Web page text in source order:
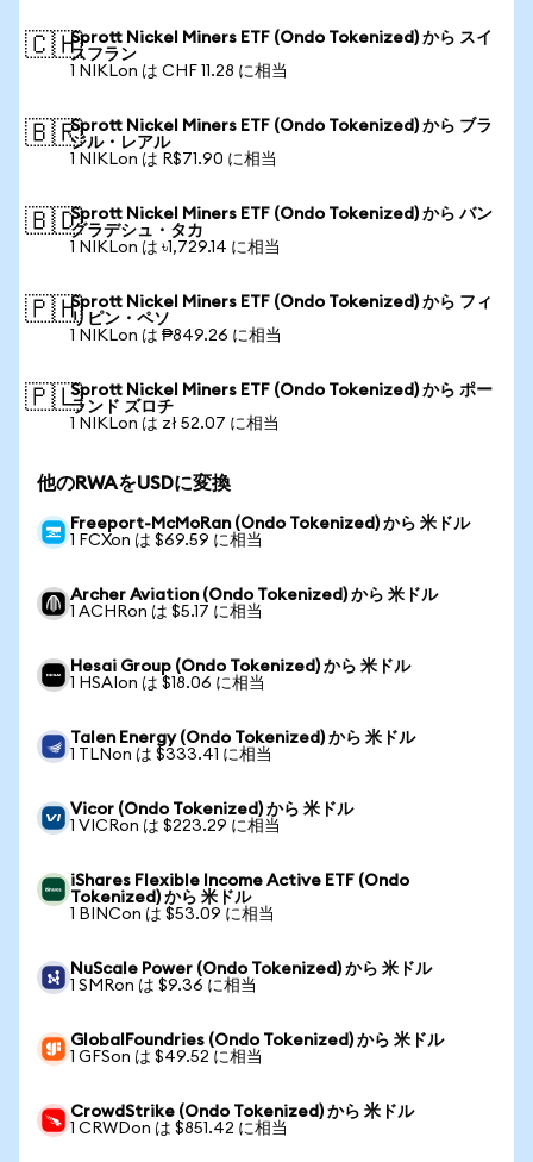
🇨🇭Sprott Nickel Miners ETF (Ondo Tokenized) から スイ
スフラン
1 NIKLon は CHF 11.28 に相当
🇧🇷Sprott Nickel Miners ETF (Ondo Tokenized) から ブラ
ジル・レアル
1 NIKLon は R$71.90 に相当
🇧🇩Sprott Nickel Miners ETF (Ondo Tokenized) から バン
グラデシュ・タカ
1 NIKLon は ৳1,729.14 に相当
🇵🇭Sprott Nickel Miners ETF (Ondo Tokenized) から フィ
リピン・ペソ
1 NIKLon は ₱849.26 に相当
🇵🇱Sprott Nickel Miners ETF (Ondo Tokenized) から ポー
ランド ズロチ
1 NIKLon は zł 52.07 に相当
他のRWAをUSDに変換
Freeport-McMoRan (Ondo Tokenized) から 米ドル
1 FCXon は $69.59 に相当
Archer Aviation (Ondo Tokenized) から 米ドル
1 ACHRon は $5.17 に相当
Hesai Group (Ondo Tokenized) から 米ドル
1 HSAIon は $18.06 に相当
Talen Energy (Ondo Tokenized) から 米ドル
1 TLNon は $333.41 に相当
Vicor (Ondo Tokenized) から 米ドル
1 VICRon は $223.29 に相当
iShares Flexible Income Active ETF (Ondo
Tokenized) から 米ドル
1 BINCon は $53.09 に相当
NuScale Power (Ondo Tokenized) から 米ドル
1 SMRon は $9.36 に相当
GlobalFoundries (Ondo Tokenized) から 米ドル
1 GFSon は $49.52 に相当
CrowdStrike (Ondo Tokenized) から 米ドル
1 CRWDon は $851.42 に相当